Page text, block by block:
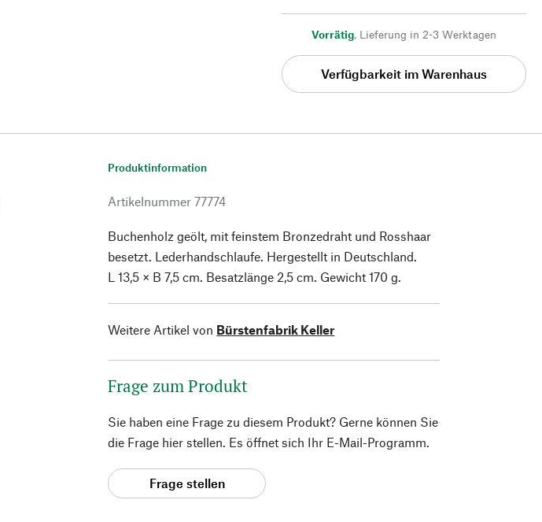
Vorrätig, Lieferung in 2-3 Werktagen
Verfügbarkeit im Warenhaus
Produktinformation
Artikelnummer 77774
Buchenholz geölt, mit feinstem Bronzedraht und Rosshaar
besetzt. Lederhandschlaufe. Hergestellt in Deutschland.
L 13,5 × B 7,5 cm. Besatzlänge 2,5 cm. Gewicht 170 g.
Weitere Artikel von Bürstenfabrik Keller
Frage zum Produkt
Sie haben eine Frage zu diesem Produkt? Gerne können Sie
die Frage hier stellen. Es öffnet sich Ihr E-Mail-Programm.
Frage stellen